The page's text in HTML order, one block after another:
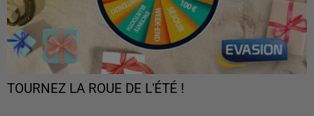
TOURNEZ LA ROUE DE L'ÉTÉ !